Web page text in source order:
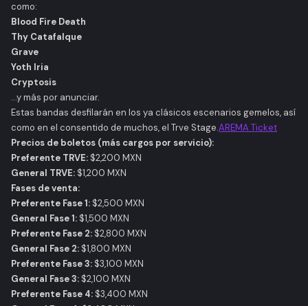
como:​
Blood Fire Death
Thy Catafalque
Grave
Yoth Iria
Cryptosis
...y más por anunciar.​
Estas bandas desfilarán en los ya clásicos escenarios gemelos, así
como en el consentido de muchos, el Trve Stage.​AREMA Ticket
Precios de boletos (más cargos por servicio):
Preferente TRVE: $2,200 MXN​
General TRVE: $1,200 MXN​
Fases de venta:
Preferente Fase 1: $2,500 MXN​
General Fase 1: $1,500 MXN​
Preferente Fase 2: $2,800 MXN​
General Fase 2: $1,800 MXN​
Preferente Fase 3: $3,100 MXN​
General Fase 3: $2,100 MXN​
Preferente Fase 4: $3,400 MXN​